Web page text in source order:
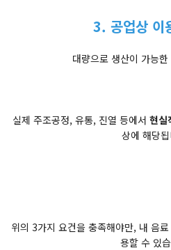
3. 공업상 이
대량으로 생산이 가능
실제 주조공정, 유통, 진열 등에서 현실
상에 해당
위의 3가지 요건을 충족해야만, 내 음
용할 수 있